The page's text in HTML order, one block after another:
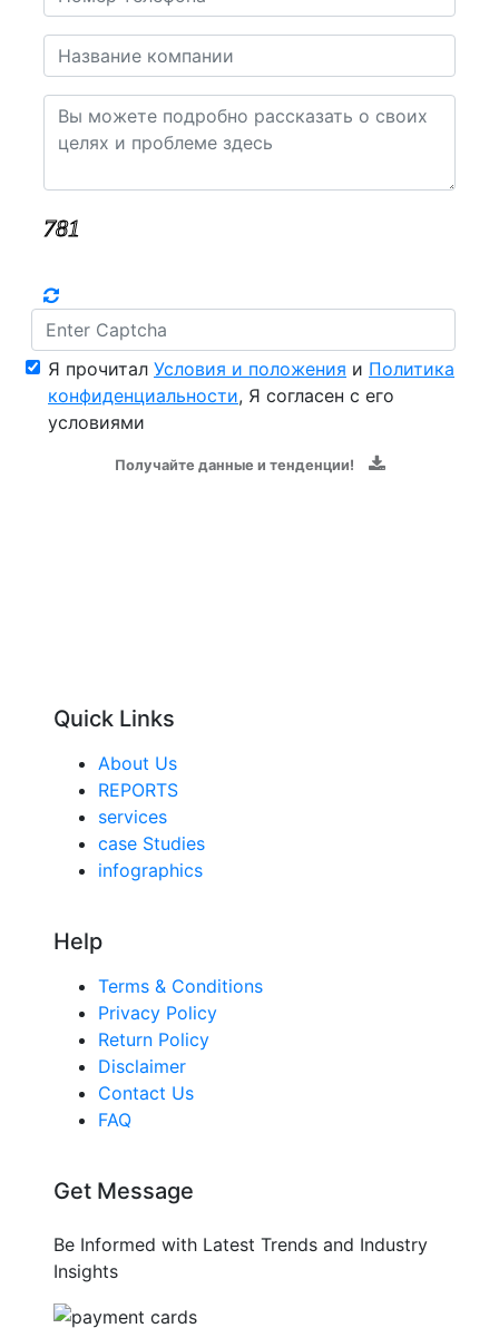
Я прочитал Условия и положения и Политика
конфиденциальности, Я согласен с его
условиями
Получайте данные и тенденции!
Quick Links
About Us
REPORTS
services
case Studies
infographics
Help
Terms & Conditions
Privacy Policy
Return Policy
Disclaimer
Contact Us
FAQ
Get Message
Be Informed with Latest Trends and Industry
Insights